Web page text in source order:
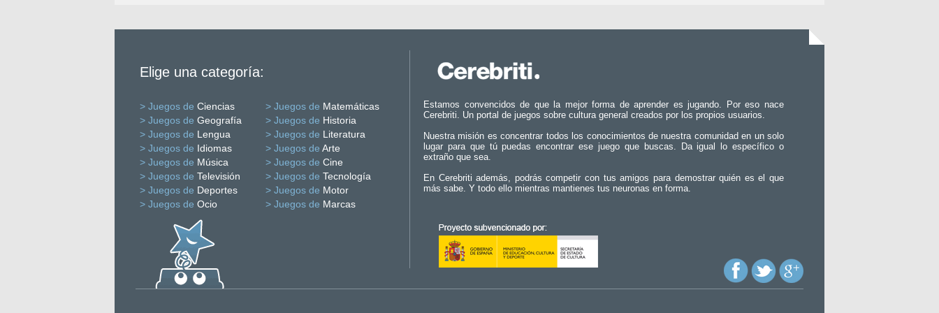
Elige una categoría:
> Juegos de Ciencias > Juegos de Matemáticas
> Juegos de Geografía > Juegos de Historia
> Juegos de Lengua > Juegos de Literatura
> Juegos de Idiomas > Juegos de Arte
> Juegos de Música > Juegos de Cine
> Juegos de Televisión > Juegos de Tecnología
> Juegos de Deportes > Juegos de Motor
> Juegos de Ocio > Juegos de Marcas
Estamos convencidos de que la mejor forma de aprender es jugando. Por eso nace
Cerebriti. Un portal de juegos sobre cultura general creados por los propios usuarios.
Nuestra misión es concentrar todos los conocimientos de nuestra comunidad en un solo
lugar para que tú puedas encontrar ese juego que buscas. Da igual lo específico o
extraño que sea.
En Cerebriti además, podrás competir con tus amigos para demostrar quién es el que
más sabe. Y todo ello mientras mantienes tus neuronas en forma.